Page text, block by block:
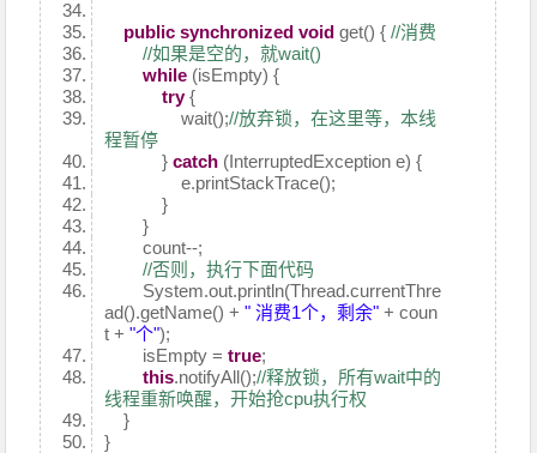
public synchronized void get() {//消费
//如果是空的，就wait()
while (isEmpty) {
try{
wait();//放弃锁，在这里等，本线
程暂停
}catch (InterruptedException e) {
e.printStackTrace();
}
}
count--;
//否则，执行下面代码
System.out.println(Thread.currentThre
ad().getName() +" 消费1个，剩余" + coun
t +"个");
isEmpty =true;
this.notifyAll();//释放锁，所有wait中的
线程重新唤醒，开始抢cpu执行权
}
}